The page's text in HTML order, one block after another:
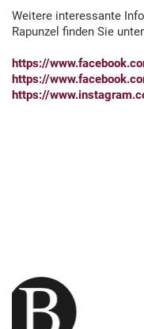
Weitere interessante
Rapunzel finden Sie
https://
https://
https://